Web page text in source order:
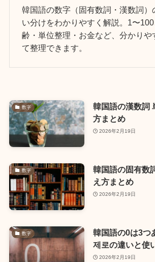
韓国語の数字（固有数詞・漢数詞）
い分けをわかりやすく解説。1〜
齢・単位整理・お金など、分かりや
て整理できます。
数字
韓国語の漢数詞
方まとめ
2026年2月19日
数字
韓国語の固有数
え方まとめ
2026年2月19日
数字
韓国語の0は3つ
제로の違いと使
2026年2月19日